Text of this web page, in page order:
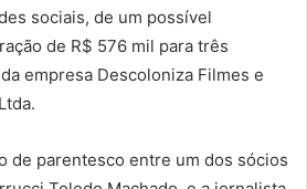
sociais, de um possível
de R$ 576 mil para três
empresa Descoloniza Filmes e
de parentesco entre um dos sócios